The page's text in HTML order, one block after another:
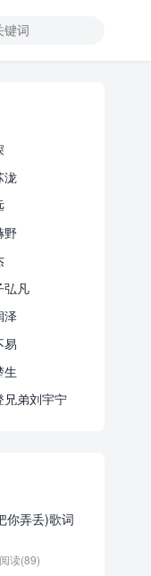
泷
野
弘凡
泽
易
生
兄弟刘宇宁
你弄丢)歌词
阅读(89)